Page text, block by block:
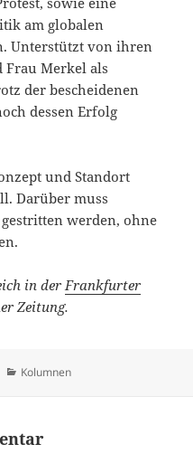
am globalen
Unterstützt von ihren
Frau Merkel als
der bescheidenen
dessen Erfolg
und Standort
Darüber muss
werden, ohne
in derFrankfurter
Zeitung.
Kategorien
Kolumnen